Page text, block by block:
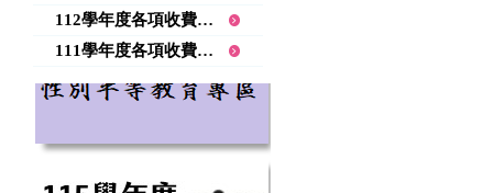
112學年度各項收費項目公告
111學年度各項收費項目公告